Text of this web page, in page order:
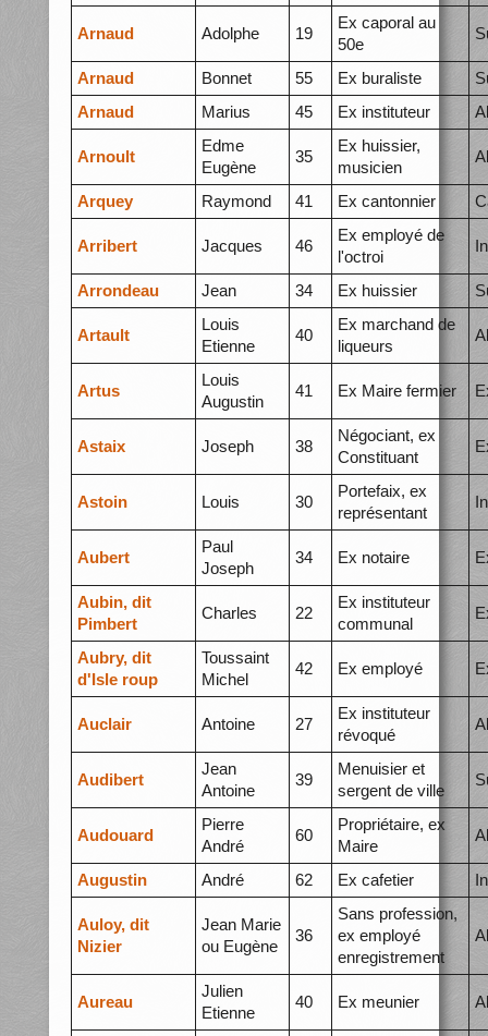
Arnaud Adolphe 19
Ex caporal au
50e
Arnaud Bonnet 55 Ex buraliste
Arnaud
Marius 45 Ex instituteur
Arnoult
Edme
Eugène
35
Ex huissier,
musicien
Arquey Raymond 41 Ex cantonnier
Arribert Jacques 46
Ex employé de
l'octroi
Arrondeau Jean 34 Ex huissier
Artault
Louis
Etienne
40
Ex marchand de
liqueurs
Artus
Louis
Augustin
41 Ex Maire fermier
Astaix Joseph 38
Négociant, ex
Constituant
Astoin Louis 30
Portefaix, ex
représentant
Aubert
Paul
Joseph
34 Ex notaire
Aubin, dit
Pimbert
Charles 22
Ex instituteur
communal
Aubry, dit
d'Isle roup
Toussaint
Michel
42 Ex employé
Auclair Antoine 27
Ex instituteur
révoqué
Audibert
Jean
Antoine
39
Menuisier et
sergent de ville
Audouard
Pierre
André
60
Propriétaire, ex
Maire
Augustin André 62 Ex cafetier
Auloy, dit
Nizier
Jean Marie
ou Eugène
36
Sans profession,
ex employé
enregistrement
Aureau
Julien
Etienne
40 Ex meunier